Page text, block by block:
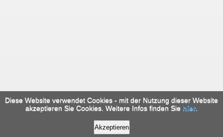
Diese Website verwendet Cookies - mit der Nutzung dieser Website
akzeptieren Sie Cookies. Weitere Infos finden Sie hier.